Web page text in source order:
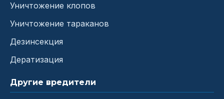
Уничтожение клопов
Уничтожение тараканов
Дезинсекция
Дератизация
Другие вредители